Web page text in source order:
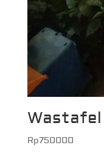
Rp750000